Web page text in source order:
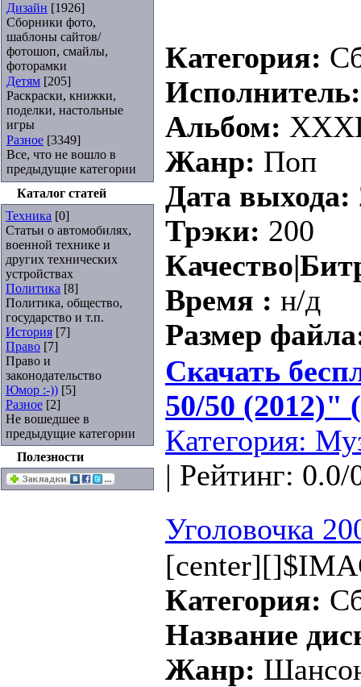
Дизайн [1926]
Сборники фото,
шаблоны сайтов/
фотошоп, смайлы,
фоторамки
Детям [205]
Раскраски, книжки,
поделки, настольные
игры
Разное [3349]
Все, что не вошло в
предыдущие категории
Каталог статей
Техника [0]
Статьи о автомобилях,
военной технике и
других технических
устройствах
Политика [8]
Политика, общество,
государство и т.п.
История [7]
Право [7]
Право и
законодательство
Юмор :-)) [5]
Разное [2]
Не вошедшее в
предыдущие категории
Полезности
Категория:
Альбом:
Жанр: Поп
Дата выхода:
Трэки: 200
Время : н/д
Размер
Скачать
50/50 (2012)"
Категория:
| Рейтинг:
Уголовочка
Категория:
Название
Жанр: